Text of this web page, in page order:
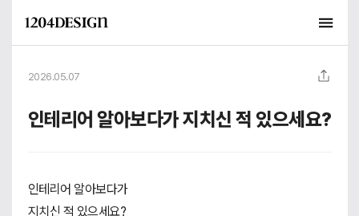
2026.05.07
인테리어 알아보다가 지치신 적 있으세요?
인테리어 알아보다가
지치신 적 있으세요?